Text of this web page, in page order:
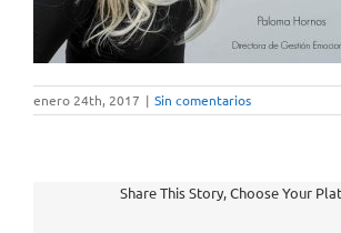
enero 24th, 2017 | Sin comentarios
Share This Story, Choose Your